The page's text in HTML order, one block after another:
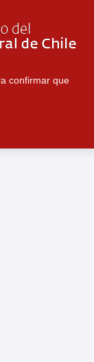
confirmar que